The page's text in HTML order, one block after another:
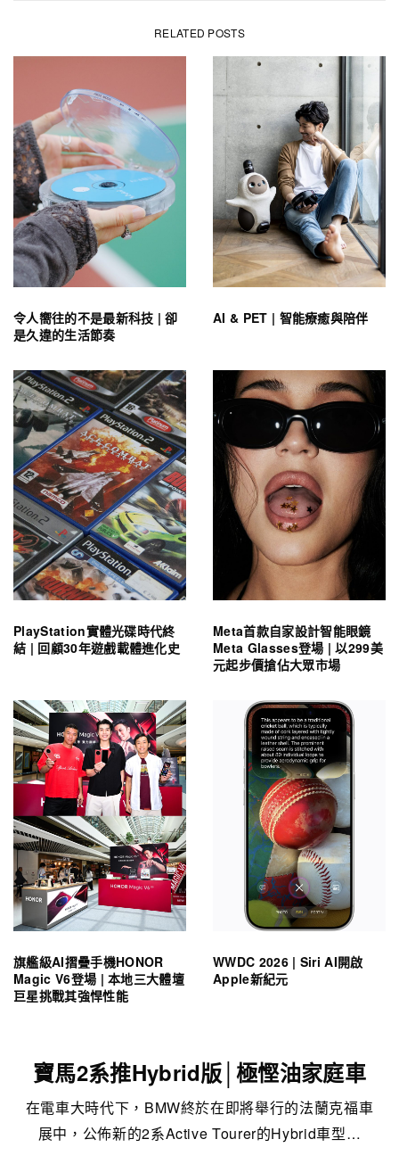
RELATED POSTS
令人嚮往的不是最新科技 | 卻
是久違的生活節奏
AI & PET | 智能療癒與陪伴
PlayStation實體光碟時代終
結 | 回顧30年遊戲載體進化史
Meta首款自家設計智能眼鏡
Meta Glasses登場 | 以299美
元起步價搶佔大眾市場
旗艦級AI摺疊手機HONOR
Magic V6登場 | 本地三大體壇
巨星挑戰其強悍性能
WWDC 2026 | Siri AI開啟
Apple新紀元
寶馬2系推Hybrid版│極慳油家庭車
在電車大時代下，BMW終於在即將舉行的法蘭克福車
展中，公佈新的2系Active Tourer的Hybrid車型…